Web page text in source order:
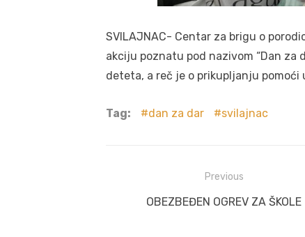
SVILAJNAC- Centar za brigu o
akciju poznatu pod nazivom “Dan za
deteta, a reč je o prikupljanju pomoći
Tag: dan za dar svilajnac
navigation
Previous
Previous
OBEZBEĐEN OGREV ZA ŠKOLE